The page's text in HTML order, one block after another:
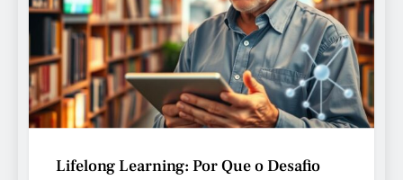
Lifelong Learning: Por Que o Desafio